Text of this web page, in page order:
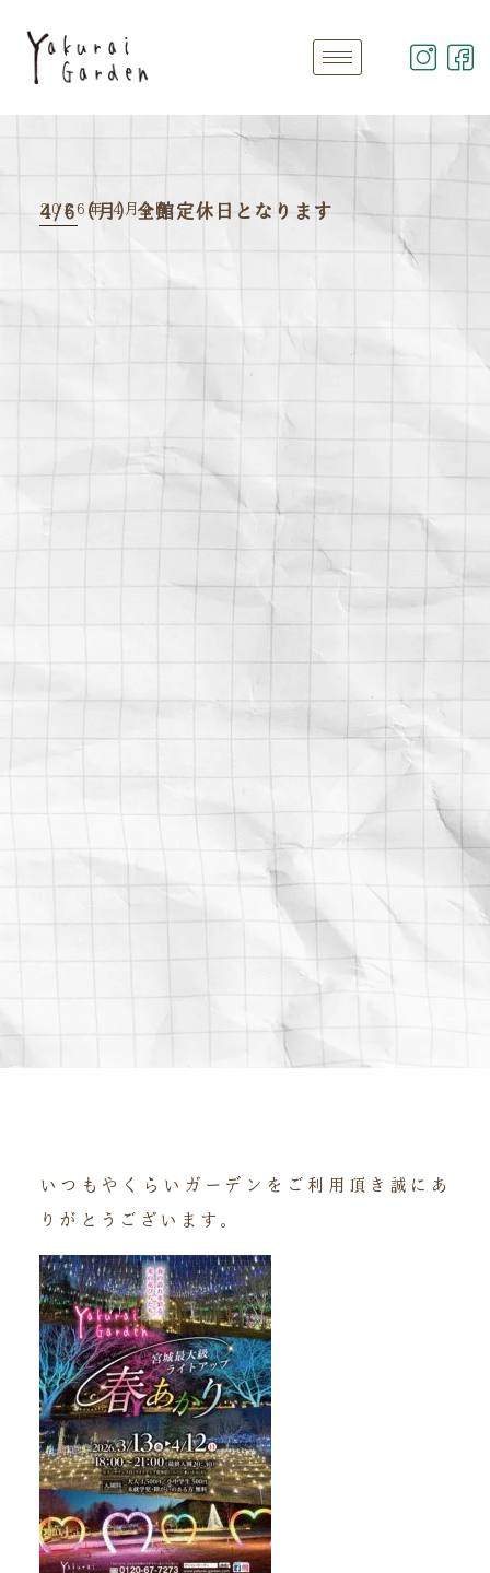
2026年 4月4日
4/6（月）全館定休日となります
いつもやくらいガーデンをご利用頂き誠にあ
りがとうございます。